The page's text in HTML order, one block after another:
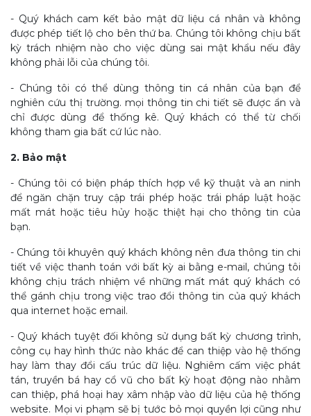
- Quý khách cam kết bảo mật dữ liệu cá nhân và không
được phép tiết lộ cho bên thứ ba. Chúng tôi không chịu bất
kỳ trách nhiệm nào cho việc dùng sai mật khẩu nếu đây
không phải lỗi của chúng tôi.
- Chúng tôi có thể dùng thông tin cá nhân của bạn để
nghiên cứu thị trường. mọi thông tin chi tiết sẽ được ẩn và
chỉ được dùng để thống kê. Quý khách có thể từ chối
không tham gia bất cứ lúc nào.
2. Bảo mật
- Chúng tôi có biện pháp thích hợp về kỹ thuật và an ninh
để ngăn chặn truy cập trái phép hoặc trái pháp luật hoặc
mất mát hoặc tiêu hủy hoặc thiệt hại cho thông tin của
bạn.
- Chúng tôi khuyên quý khách không nên đưa thông tin chi
tiết về việc thanh toán với bất kỳ ai bằng e-mail, chúng tôi
không chịu trách nhiệm về những mất mát quý khách có
thể gánh chịu trong việc trao đổi thông tin của quý khách
qua internet hoặc email.
- Quý khách tuyệt đối không sử dụng bất kỳ chương trình,
công cụ hay hình thức nào khác để can thiệp vào hệ thống
hay làm thay đổi cấu trúc dữ liệu. Nghiêm cấm việc phát
tán, truyền bá hay cổ vũ cho bất kỳ hoạt động nào nhằm
can thiệp, phá hoại hay xâm nhập vào dữ liệu của hệ thống
website. Mọi vi phạm sẽ bị tước bỏ mọi quyền lợi cũng như